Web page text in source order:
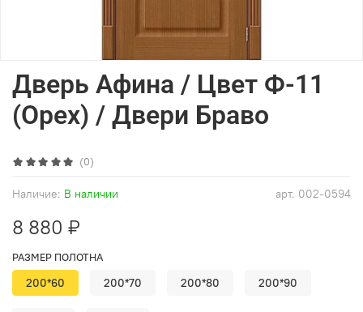
(0)
арт. 002-0594
Наличие: В наличии
Дверь Афина / Цвет Ф-11
(Орех) / Двери Браво
8 880 ₽
РАЗМЕР ПОЛОТНА
200*60 200*70 200*80 200*90